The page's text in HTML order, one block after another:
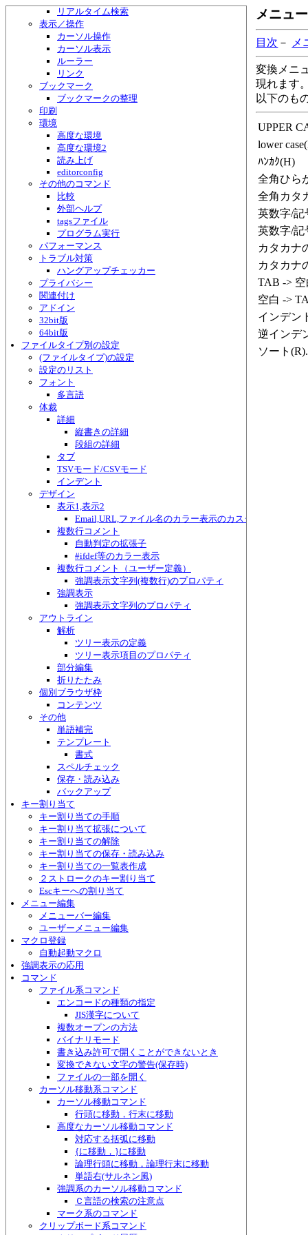
リアルタイム検索
表示／操作
カーソル操作
カーソル表示
ルーラー
リンク
ブックマーク
ブックマークの整理
印刷
環境
高度な環境
高度な環境2
読み上げ
editorconfig
その他のコマンド
比較
外部ヘルプ
tagsファイル
プログラム実行
パフォーマンス
トラブル対策
ハングアップチェッカー
プライバシー
関連付け
アドイン
32bit版
64bit版
ファイルタイプ別の設定
(ファイルタイプ)の設定
設定のリスト
フォント
多言語
体裁
詳細
縦書きの詳細
段組の詳細
タブ
TSVモード/CSVモード
インデント
デザイン
表示1,表示2
Email,URL,ファイル名のカラー表示のカスタマイズ
複数行コメント
自動判定の拡張子
#ifdef等のカラー表示
複数行コメント（ユーザー定義）
強調表示文字列(複数行)のプロパティ
強調表示
強調表示文字列のプロパティ
アウトライン
解析
ツリー表示の定義
ツリー表示項目のプロパティ
部分編集
折りたたみ
個別ブラウザ枠
コンテンツ
その他
単語補完
テンプレート
書式
スペルチェック
保存・読み込み
バックアップ
キー割り当て
キー割り当ての手順
キー割り当て拡張について
キー割り当ての解除
キー割り当ての保存・読み込み
キー割り当ての一覧表作成
２ストロークのキー割り当て
Escキーへの割り当て
メニュー編集
メニューバー編集
ユーザーメニュー編集
マクロ登録
自動起動マクロ
強調表示の応用
コマンド
ファイル系コマンド
エンコードの種類の指定
JIS漢字について
複数オープンの方法
バイナリモード
書き込み許可で開くことができないとき
変換できない文字の警告(保存時)
ファイルの一部を開く
カーソル移動系コマンド
カーソル移動コマンド
行頭に移動，行末に移動
高度なカーソル移動コマンド
対応する括弧に移動
{に移動，}に移動
論理行頭に移動，論理行末に移動
単語右(サルネン風)
強調系のカーソル移動コマンド
Ｃ言語の検索の注意点
マーク系のコマンド
クリップボード系コマンド
メニュ
目次 － メ
変換メニ
現れます
以下のも
UPPER
lower
ﾊﾝｶｸ(H)
全角ひら
全角カタ
英数字/記
英数字/記
カタカナ
カタカナ
TAB -> 空
空白 ->
インデン
逆インデ
ソート